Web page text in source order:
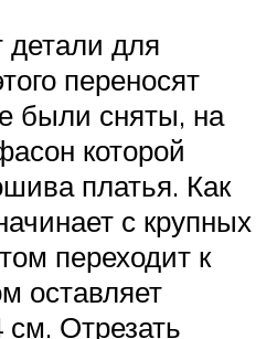
для
переносят
были сняты, на
которой
платья. Как
с крупных
переходит к
оставляет
Отрезать